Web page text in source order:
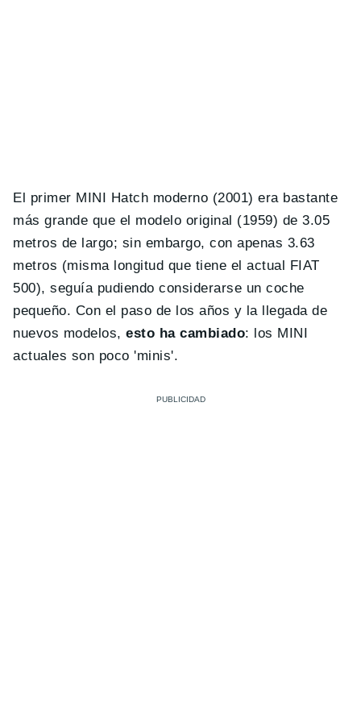
El primer MINI Hatch moderno (2001) era bastante
más grande que el modelo original (1959) de 3.05
metros de largo; sin embargo, con apenas 3.63
metros (misma longitud que tiene el actual FIAT
500), seguía pudiendo considerarse un coche
pequeño. Con el paso de los años y la llegada de
nuevos modelos,esto ha cambiado: los MINI
actuales son poco 'minis'.